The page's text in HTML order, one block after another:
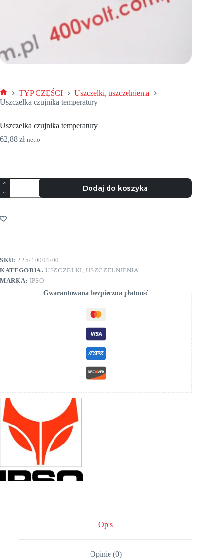
Strona
TYP CZĘŚCI
Uszczelki, uszczelnienia
Uszczelka czujnika temperatury
Uszczelka czujnika temperatury
62,88 zł netto
ilość
Uszczelka
czujnika
Dodaj do koszyka
SKU: 225/10004/00
KATEGORIA:USZCZELKI, USZCZELNIENIA
MARKA: IPSO
Gwarantowana bezpieczna płatność
Opis
Opinie (0)